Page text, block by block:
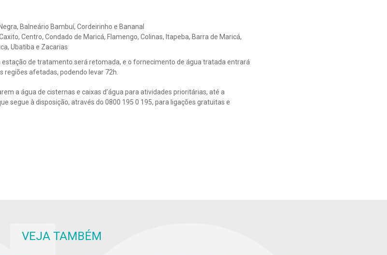
Balneário Bambuí, Cordeirinho e Bananal
Centro, Condado de Maricá, Flamengo, Colinas, Itapeba, Barra de Maricá,
Ubatiba e Zacarias
estação de tratamento será retomada, e o fornecimento de água tratada entrará
afetadas, podendo levar 72h.
a água de cisternas e caixas d’água para atividades prioritárias, até a
segue à disposição, através do 0800 195 0 195, para ligações gratuitas e
VEJA TAMBÉM